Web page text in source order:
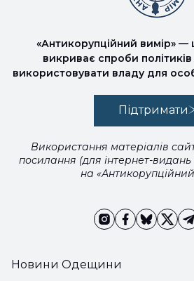
Новини Одещини
«Антикорупційний вимір» —
викриває спроби
використовувати владу для
Підтримати
Використання матеріалів
посилання (для інтернет-
на